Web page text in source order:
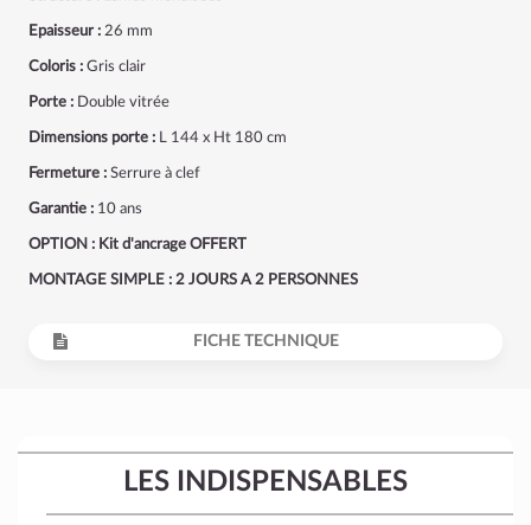
Epaisseur : 26 mm
Coloris : Gris clair
Porte : Double vitrée
Dimensions porte : L 144 x Ht 180 cm
Fermeture : Serrure à clef
Garantie : 10 ans
OPTION : Kit d'ancrage OFFERT
MONTAGE SIMPLE : 2 JOURS A 2 PERSONNES
FICHE TECHNIQUE
LES INDISPENSABLES